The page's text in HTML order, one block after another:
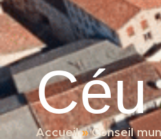
Céu
Accueil»Conseil